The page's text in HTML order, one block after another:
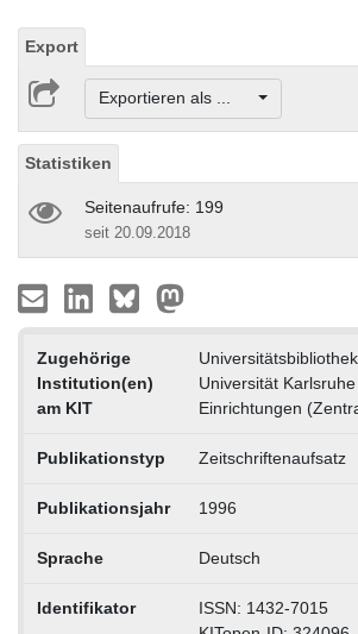
Export
Exportieren als ...
Statistiken
Seitenaufrufe: 199
seit 20.09.2018
Zugehörige
Institution(en)
am KIT
Universität
Einrichtungen
Publikationstyp Zeitschriftenaufsatz
Publikationsjahr 1996
Sprache Deutsch
Identifikator
ISSN: 1432-7015